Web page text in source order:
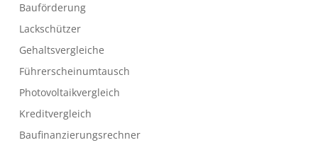
Bauförderung
Lackschützer
Gehaltsvergleiche
Führerscheinumtausch
Photovoltaikvergleich
Kreditvergleich
Baufinanzierungsrechner